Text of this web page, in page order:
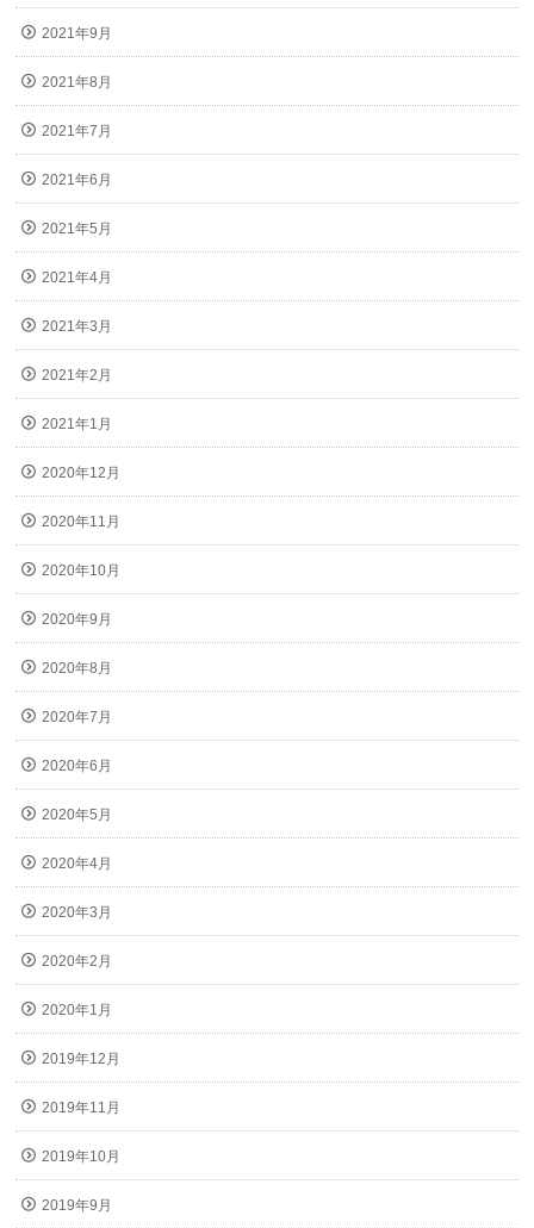
2021年9月
2021年8月
2021年7月
2021年6月
2021年5月
2021年4月
2021年3月
2021年2月
2021年1月
2020年12月
2020年11月
2020年10月
2020年9月
2020年8月
2020年7月
2020年6月
2020年5月
2020年4月
2020年3月
2020年2月
2020年1月
2019年12月
2019年11月
2019年10月
2019年9月